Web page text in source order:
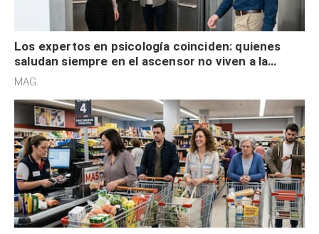
Los expertos en psicología coinciden: quienes
saludan siempre en el ascensor no viven a la
defensiva y tienen apertura social
MAG.